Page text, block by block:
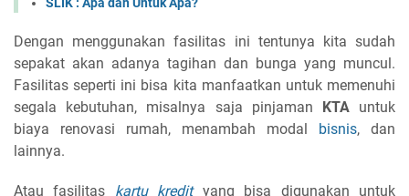
Dengan menggunakan fasilitas ini tentunya kita sudah
sepakat akan adanya tagihan dan bunga yang muncul.
Fasilitas seperti ini bisa kita manfaatkan untuk memenuhi
segala kebutuhan, misalnya saja pinjaman KTA untuk
biaya renovasi rumah, menambah modal bisnis, dan
lainnya.
Atau fasilitas kartu kredityang bisa digunakan untuk